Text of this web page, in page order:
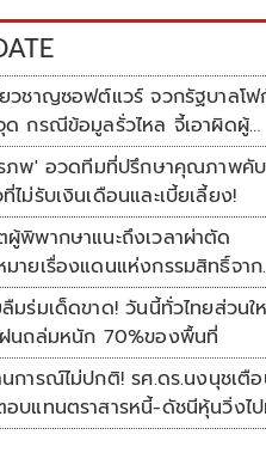
ยวชาญซอฟต์แวร์ จวกรัฐบาลโ
ด กรณีข้อมูลรั่วไหล จี้เอาผิดผู้
ม-เจ้าของระบบตามกฎหมาย
ภพ' อวดทีมที่ปรึกษาคุณภาพคับ
ไม่รับเงินเดือนและเบี้ยเลี้ยง!
พิพากษาแนะถึงเวลาผ่าตัด
ายเรื่องแดนแห่งกรรมสิทธิ์จาก
ค์ถึงนรก!
มร่มเด็ดขาด! วันนี้ทั่วไทยส่วน
ฝนถล่มหนัก 70%ของพื้นที่
การณ์ไม่ปกติ! รศ.ดร.นงนุชเตื
อบแทนตราสารหนี้-ดัชนีหุ้นวิ่งไ
กัน